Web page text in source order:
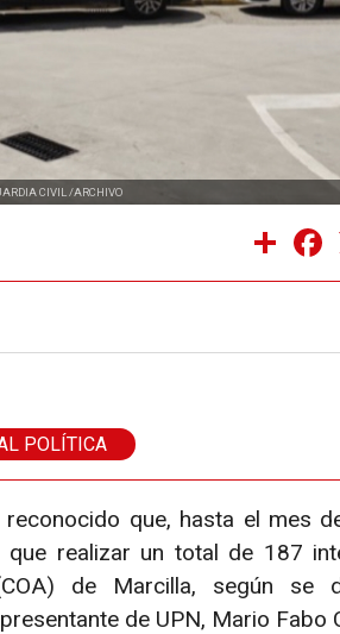
CIVIL /ARCHIVO
Share
POLÍTICA
reconocido que, hasta el mes
que realizar un total de 187
de Marcilla, según se
de UPN, Mario Fabo